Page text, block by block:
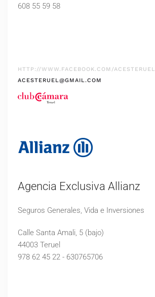
608 55 59 58
HTTP://WWW.FACEBOOK.COM/
ACESTERUEL@GMAIL.COM
Agencia Exclusiva Allianz
Seguros Generales, Vida e Inversiones
Calle Santa Amali, 5 (bajo)
44003 Teruel
978 62 45 22 - 630765706